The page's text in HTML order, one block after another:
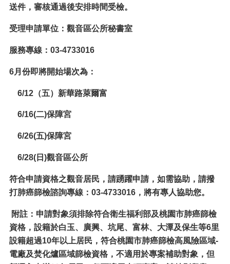
資
機
關
通
訊
錄
頁
網
導
覽
市
政
送件， 審核通過後安排時間受檢。
受理申請單位：觀音區公所秘書室
服務專線：03-4733016
6月份即將開始場次為：
6/12 （五）新華路萊爾富
6/16(二)保障宮
6/26(五)保障宮
6/28( 日)觀音區公所
符合申請資格之觀音居民，請踴躍申請，如需協助，請撥
打肺癌篩檢諮詢專線：03-4733016，將有專人協助您。
附註：申請對象須排除符合衛生福利部及桃園市肺癌篩檢
資格， 設籍於白玉、廣興、坑尾、富林、大潭及保生等6里
設籍超過10年以上居民，符合桃園市肺癌篩檢高風險區域-
電廠及焚化爐區域篩檢資格，不適用於專案補助對象，但